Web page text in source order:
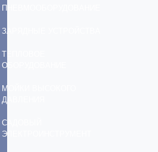
ПНЕВМООБОРУДОВАНИЕ
ЗАРЯДНЫЕ УСТРОЙСТВА
ТЕПЛОВОЕ
ОБОРУДОВАНИЕ
МОЙКИ ВЫСОКОГО
ДАВЛЕНИЯ
САДОВЫЙ
ЭЛЕКТРОИНСТРУМЕНТ